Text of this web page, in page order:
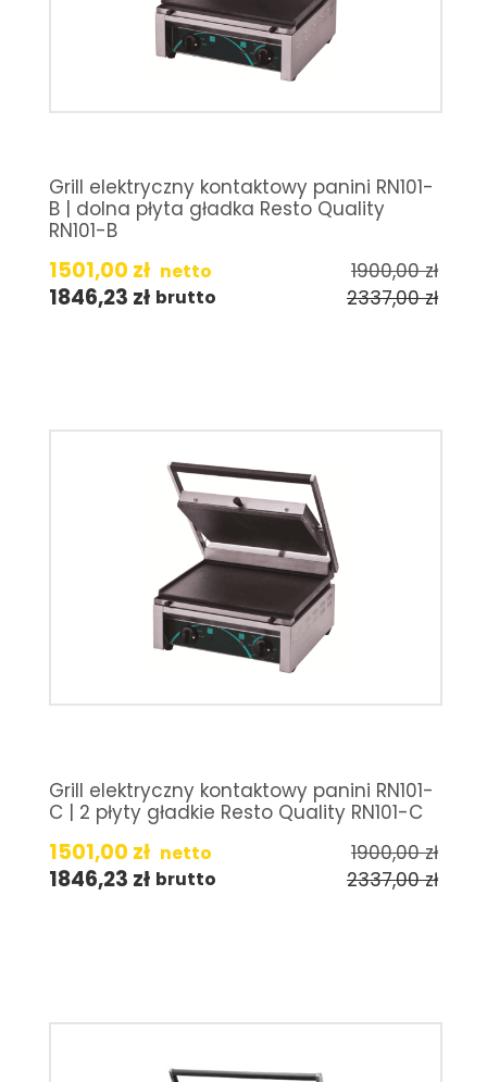
Grill elektryczny kontaktowy panini RN101-
B | dolna płyta gładka Resto Quality
RN101-B
1501,00 zł netto 1900,00zł
1846,23 zł brutto 2337,00zł
Grill elektryczny kontaktowy panini RN101-
C | 2 płyty gładkie Resto Quality RN101-C
1501,00 zł netto 1900,00zł
1846,23 zł brutto 2337,00zł